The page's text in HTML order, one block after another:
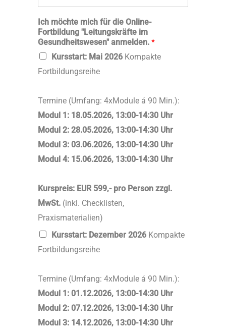
Ich möchte mich für die Online-
Fortbildung "Leitungskräfte im
Gesundheitswesen" anmelden. *
Kursstart: Mai 2026 Kompakte
Fortbildungsreihe
Termine (Umfang: 4xModule á 90 Min.):
Modul 1: 18.05.2026, 13:00-14:30 Uhr
Modul 2: 28.05.2026, 13:00-14:30 Uhr
Modul 3: 03.06.2026, 13:00-14:30 Uhr
Modul 4: 15.06.2026, 13:00-14:30 Uhr
Kurspreis: EUR 599,- pro Person zzgl.
MwSt. (inkl. Checklisten,
Praxismaterialien)
Kursstart: Dezember 2026 Kompakte
Fortbildungsreihe
Termine (Umfang: 4xModule á 90 Min.):
Modul 1: 01.12.2026, 13:00-14:30 Uhr
Modul 2: 07.12.2026, 13:00-14:30 Uhr
Modul 3: 14.12.2026, 13:00-14:30 Uhr